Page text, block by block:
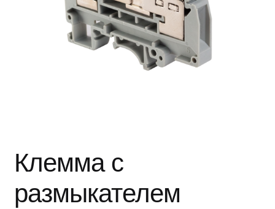
Клемма с
размыкателем